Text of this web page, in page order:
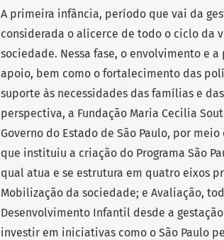
A primeira infância, período que vai da
considerada o alicerce de todo o ciclo da
sociedade. Nessa fase, o envolvimento e
apoio, bem como o fortalecimento das
suporte às necessidades das famílias e
perspectiva, a Fundação Maria Cecilia
Governo do Estado de São Paulo, por
que instituiu a criação do Programa São
qual atua e se estrutura em quatro eixos
Mobilização da sociedade; e Avaliação,
Desenvolvimento Infantil desde a
investir em iniciativas como o São Paulo